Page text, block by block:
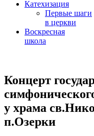
Катехизация
Первые шаги
в церкви
Воскресная
школа
to
content
Концерт
у храма
п.Озерки